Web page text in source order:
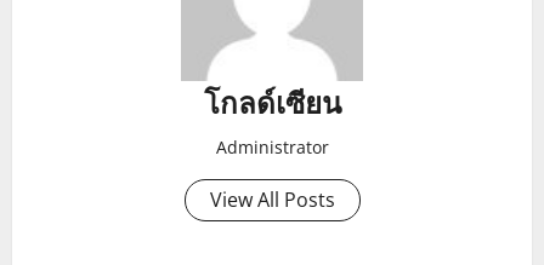
โกลด์เซียน
Administrator
View All Posts